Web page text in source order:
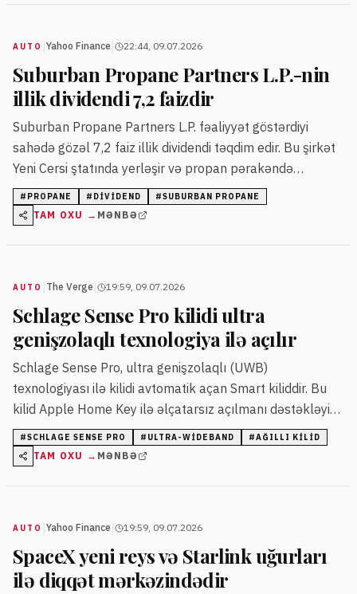
AUTO Yahoo Finance 22:44, 09.07.2026
Suburban Propane Partners L.P.-nin
illik dividendi 7,2 faizdir
Suburban Propane Partners L.P. fəaliyyət göstərdiyi
sahədə gözəl 7,2 faiz illik dividendi təqdim edir. Bu şirkət
Yeni Cersi ştatında yerləşir və propan pərakəndə
satışında uzunmüddətli təcrübəyə malikdir.
# PROPANE # DIVIDEND #SUBURBAN PROPANE
TAM OXU → MƏNBƏ
AUTO The Verge 19:59, 09.07.2026
Schlage Sense Pro kilidi ultra
genişzolaqlı texnologiya ilə açılır
Schlage Sense Pro, ultra genişzolaqlı (UWB)
texnologiyası ilə kilidi avtomatik açan Smart kiliddir. Bu
kilid Apple Home Key ilə əlçatarsız açılmanı dəstəkləyir
və fiziki açarı tamamilə aradan qaldırır.
#SCHLAGE SENSE PRO # ULTRA-WIDEBAND #AĞILLI KILID
TAM OXU → MƏNBƏ
AUTO Yahoo Finance 19:59, 09.07.2026
SpaceX yeni reys və Starlink uğurları
ilə diqqət mərkəzindədir